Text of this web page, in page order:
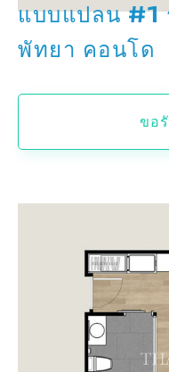
แบบแปลน #1
พัทยา คอนโด
ขอ